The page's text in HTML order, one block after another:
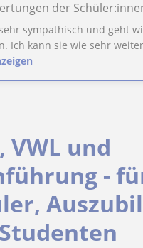
der
sympathisch und geht
Ich kann sie wie sehr
VWL und
-